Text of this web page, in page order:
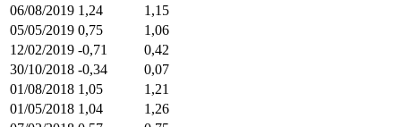
06/08/2019 1,24
1,15
05/05/2019 0,75
1,06
12/02/2019 -0,71
0,42
30/10/2018 -0,34
0,07
01/08/2018 1,05
1,21
01/05/2018 1,04
1,26